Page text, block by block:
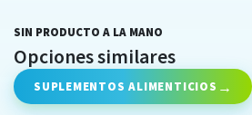
SIN PRODUCTO A LA MANO
Opciones similares
SUPLEMENTOS ALIMENTICIOS